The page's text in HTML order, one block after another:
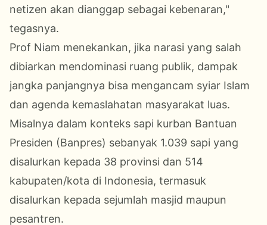
netizen akan dianggap sebagai kebenaran,"
tegasnya.
​Prof Niam menekankan, jika narasi yang salah
dibiarkan mendominasi ruang publik, dampak
jangka panjangnya bisa mengancam syiar Islam
dan agenda kemaslahatan masyarakat luas.
Misalnya dalam konteks sapi kurban Bantuan
Presiden (Banpres) sebanyak 1.039 sapi yang
disalurkan kepada 38 provinsi dan 514
kabupaten/kota di Indonesia, termasuk
disalurkan kepada sejumlah masjid maupun
pesantren.